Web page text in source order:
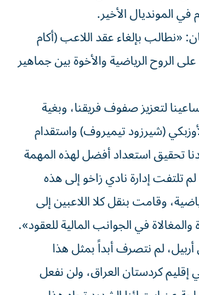
في المونديال الأخير.
«️نطالب بإلغاء عقد اللاعب (أكام
الروح الرياضية والأخوة بين جماهير
لتعزيز صفوف فريقنا، وبغية
(شيرزود تيميروف) واستقدام
تحقيق استعداد أفضل لهذه المهمة
تلتفت إدارة نادي زاخو إلى هذه
وقامت بنقل كلا اللاعبين إلى
في الجوانب المالية للعقود».
لم نتصرف أبداً بمثل هذا
إقليم كردستان العراق، ولن نفعل